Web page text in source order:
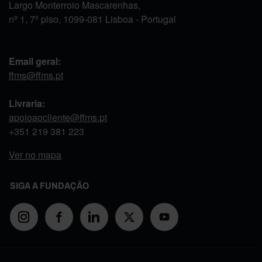
Largo Monterroio Mascarenhas,
nº 1, 7º piso, 1099-081 Lisboa - Portugal
Email geral:
ffms@ffms.pt
Livraria:
apoioaocliente@ffms.pt
+351 219 381 223
Ver no mapa
SIGA A FUNDAÇÃO